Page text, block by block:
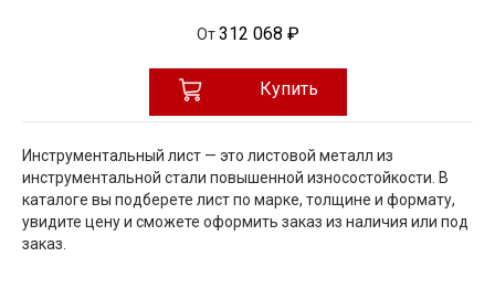
От 312 068 ₽
Купить
Инструментальный лист — это листовой металл из
инструментальной стали повышенной износостойкости. В
каталоге вы подберете лист по марке, толщине и формату,
увидите цену и сможете оформить заказ из наличия или под
заказ.